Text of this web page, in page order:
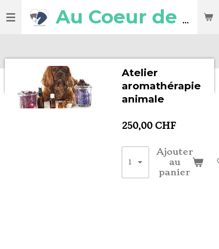
au
Au Coeur de l'Animal
Atelier
aromathérapie
animale
250,00 CHF
Ajouter
au
panier